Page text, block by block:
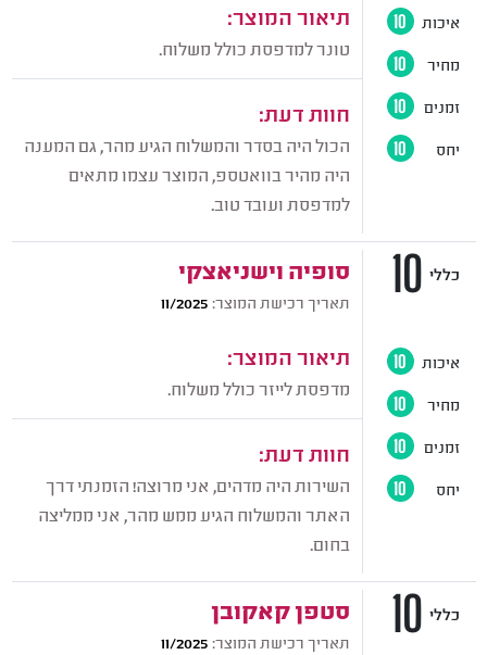
תיאור המוצר:
טונר למדפסת כולל משלוח.
חוות דעת:
הכול היה בסדר והמשלוח הגיע מהר, גם המענה
היה מהיר בוואטספ, המוצר עצמו מתאים
למדפסת ועובד טוב.
איכות 10
מחיר 10
זמנים 10
יחס 10
סופיה וישניאצקי
תאריך רכישת המוצר: 11/2025
תיאור המוצר:
מדפסת לייזר כולל משלוח.
חוות דעת:
השירות היה מדהים, אני מרוצה! הזמנתי דרך
האתר והמשלוח הגיע ממש מהר, אני ממליצה
בחום.
10 כללי
איכות 10
מחיר 10
זמנים 10
יחס 10
סטפן קאקובן
תאריך רכישת המוצר: 11/2025 10 כללי